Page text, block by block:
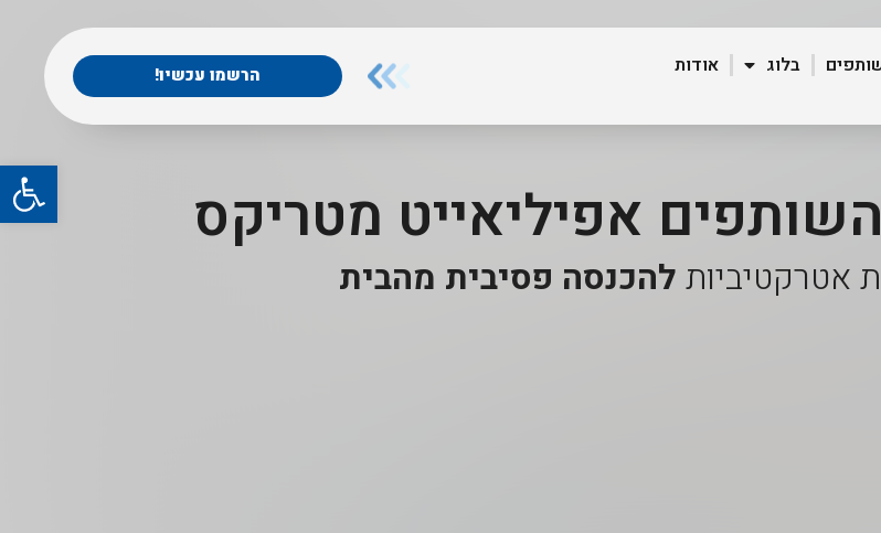
בלוג
אודות
הרשמו עכשיו!
אפיליאייט מטריקס
אטרקטיביות להכנסה פסיבית מהבית